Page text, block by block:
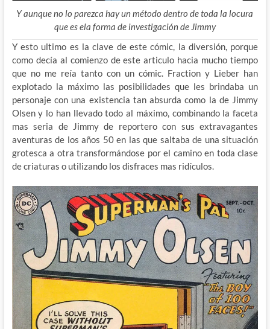
Y aunque no lo parezca hay un método dentro de toda la locura
que es ela forma de investigación de Jimmy
Y esto ultimo es la clave de este cómic, la diversión, porque
como decía al comienzo de este articulo hacia mucho tiempo
que no me reía tanto con un cómic. Fraction y Lieber han
explotado la máximo las posibilidades que les brindaba un
personaje con una existencia tan absurda como la de Jimmy
Olsen y lo han llevado todo al máximo, combinando la faceta
mas seria de Jimmy de reportero con sus extravagantes
aventuras de los años 50 en las que saltaba de una situación
grotesca a otra transformándose por el camino en toda clase
de criaturas o utilizando los disfraces mas ridículos.